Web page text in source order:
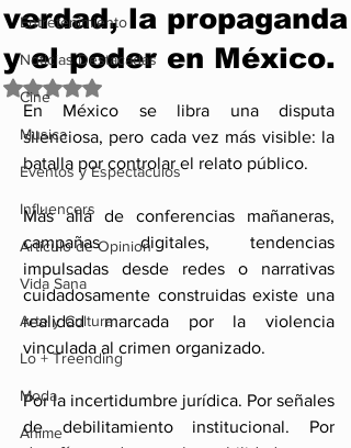
Entretenimiento
Noticias Destacadas
Cine
Musica
Eventos y Espectáculos
Influencers
Articulo de Opinion
Vida Sana
Arte y Cultura
Lo + Treending
Moda
Anime
verdad, la propaganda
y el poder en México.
Obtuvo NaN de 5 estrellas.
En México se libra una disputa
silenciosa, pero cada vez más visible: la
batalla por controlar el relato público.
Más allá de conferencias mañaneras,
campañas digitales, tendencias
impulsadas desde redes o narrativas
cuidadosamente construidas existe una
realidad marcada por la violencia
vinculada al crimen organizado.
Por la incertidumbre jurídica. Por señales
de debilitamiento institucional. Por